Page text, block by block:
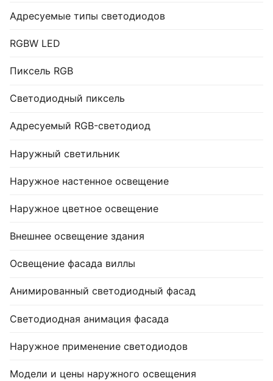
Адресуемые типы светодиодов
RGBW LED
Пиксель RGB
Светодиодный пиксель
Адресуемый RGB-светодиод
Наружный светильник
Наружное настенное освещение
Наружное цветное освещение
Внешнее освещение здания
Освещение фасада виллы
Анимированный светодиодный фасад
Светодиодная анимация фасада
Наружное применение светодиодов
Модели и цены наружного освещения